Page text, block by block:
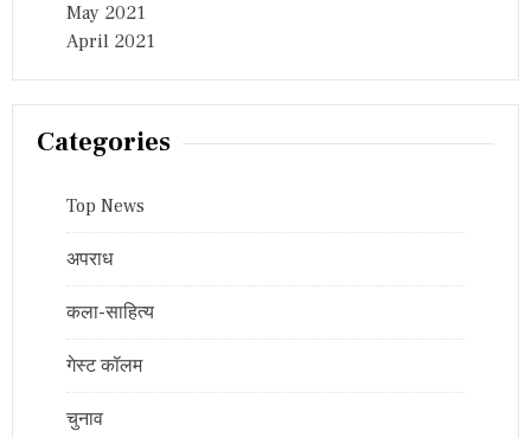
May 2021
April 2021
Categories
Top News
अपराध
कला-साहित्य
गेस्ट कॉलम
चुनाव